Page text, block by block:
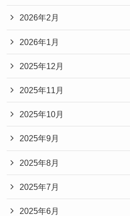
2026年2月
2026年1月
2025年12月
2025年11月
2025年10月
2025年9月
2025年8月
2025年7月
2025年6月